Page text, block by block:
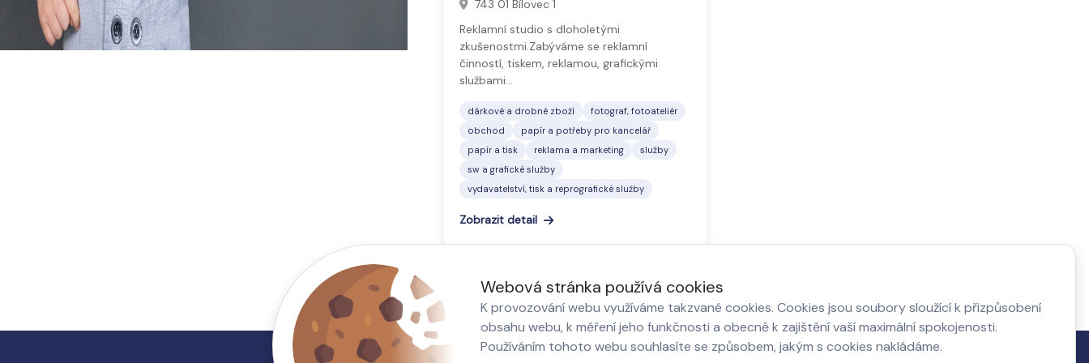
Webová stránka používá cookies
K provozování webu využíváme takzvané cookies. Cookies jsou soubory sloužící k přizpůsobení
obsahu webu, k měření jeho funkčnosti a obecně k zajištění vaší maximální spokojenosti.
Používáním tohoto webu souhlasíte se způsobem, jakým s cookies nakládáme.
743 01 Bílovec 1
Reklamní studio s dloholetými
zkušenostmi.Zabýváme se reklamní
činností, tiskem, reklamou, grafickými
službami…
dárkové a drobné zboží
fotograf, fotoateliér
obchod
papír a potřeby pro kancelář
papír a tisk
reklama a marketing
služby
sw a grafické služby
vydavatelství, tisk a reprografické služby
Zobrazit detail